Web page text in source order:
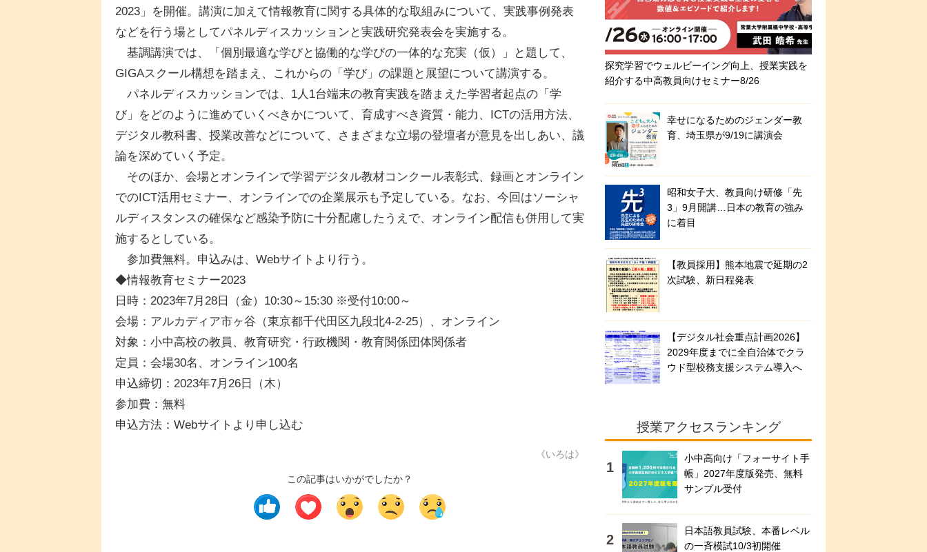
2023」を開催。講演に加えて情報教育に関する具体的な取組みについて、実践事例発表
などを行う場としてパネルディスカッションと実践研究発表会を実施する。
基調講演では、「個別最適な学びと協働的な学びの一体的な充実（仮）」と題して、
GIGAスクール構想を踏まえ、これからの「学び」の課題と展望について講演する。
パネルディスカッションでは、1人1台端末の教育実践を踏まえた学習者起点の「学
び」をどのように進めていくべきかについて、育成すべき資質・能力、ICTの活用方法、
デジタル教科書、授業改善などについて、さまざまな立場の登壇者が意見を出しあい、議
論を深めていく予定。
そのほか、会場とオンラインで学習デジタル教材コンクール表彰式、録画とオンライン
でのICT活用セミナー、オンラインでの企業展示も予定している。なお、今回はソーシャ
ルディスタンスの確保など感染予防に十分配慮したうえで、オンライン配信も併用して実
施するとしている。
参加費無料。申込みは、Webサイトより行う。
◆情報教育セミナー2023
日時：2023年7月28日（金）10:30～15:30 ※受付10:00～
会場：アルカディア市ヶ谷（東京都千代田区九段北4-2-25）、オンライン
対象：小中高校の教員、教育研究・行政機関・教育関係団体関係者
定員：会場30名、オンライン100名
申込締切：2023年7月26日（木）
参加費：無料
申込方法：Webサイトより申し込む
《いろは》
この記事はいかがでしたか？
探究学習でウェルビーイング向上、授業実践を
紹介する中高教員向けセミナー8/26
幸せになるためのジェンダー教
育、埼玉県が9/19に講演会
昭和女子大、教員向け研修「先
3」9月開講…日本の教育の強み
に着目
【教員採用】熊本地震で延期の2
次試験、新日程発表
【デジタル社会重点計画2026】
2029年度までに全自治体でクラ
ウド型校務支援システム導入へ
授業アクセスランキング
小中高向け「フォーサイト手
帳」2027年度版発売、無料
サンプル受付
日本語教員試験、本番レベル
の一斉模試10/3初開催